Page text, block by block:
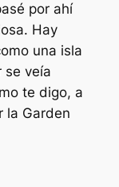
por ahí
Hay
una isla
se veía
te digo, a
la Garden